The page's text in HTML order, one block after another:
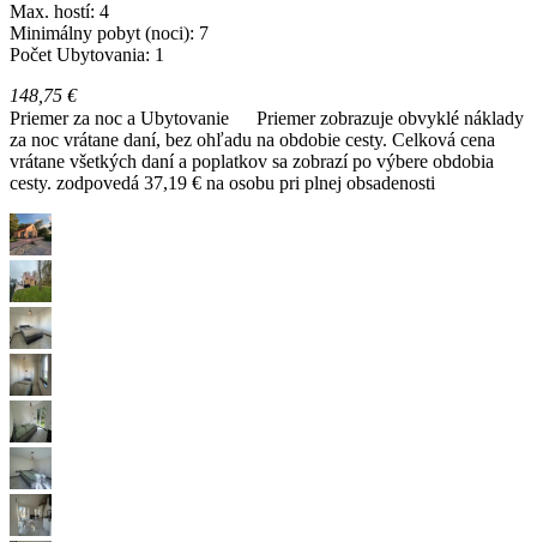
Max. hostí: 4
Minimálny pobyt (noci): 7
Počet Ubytovania: 1
148,75 €
Priemer za noc a Ubytovanie
Priemer zobrazuje obvyklé náklady
za noc vrátane daní, bez ohľadu na obdobie cesty. Celková cena
vrátane všetkých daní a poplatkov sa zobrazí po výbere obdobia
cesty. zodpovedá 37,19 € na osobu pri plnej obsadenosti